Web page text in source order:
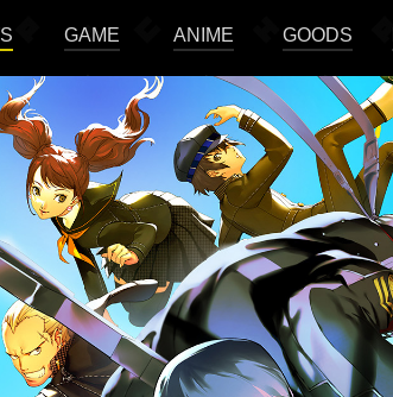
GAME ANIME GOODS